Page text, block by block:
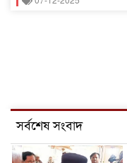
সর্বশেষ সংবাদ